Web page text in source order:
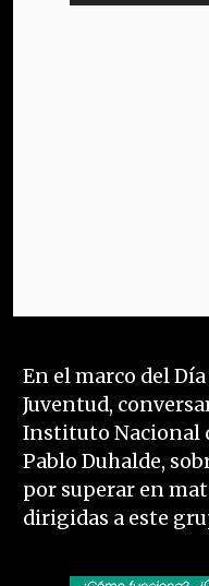
En el marco del
Juventud,
Instituto Nacional
Pablo Duhalde,
por superar en
dirigidas a este